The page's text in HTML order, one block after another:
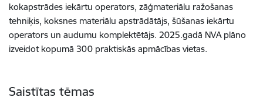
kokapstrādes iekārtu operators, zāģmateriālu ražošanas
tehniķis, koksnes materiālu apstrādātājs, šūšanas iekārtu
operators un audumu komplektētājs. 2025.gadā NVA plāno
izveidot kopumā 300 praktiskās apmācības vietas.
Saistītas tēmas